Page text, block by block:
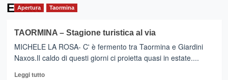
Estate
Apertura Taormina
TAORMINA – Stagione turistica al via
MICHELE LA ROSA- C' è fermento tra Taormina e Giardini
Naxos.Il caldo di questi giorni ci proietta quasi in estate....
Leggi tuttoLeggi